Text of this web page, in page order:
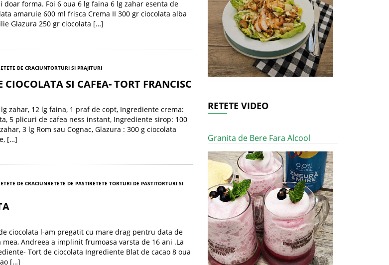
forma. Foi 6 oua 6 lg faina 6 lg zahar esenta de
amaruie 600 ml frisca Crema II 300 gr ciocolata alba
Glazura 250 gr ciocolata […]
DE CRACIUNTORTURI SI PRAJITURI
CIOCOLATA SI CAFEA- TORT FRANCISC
zahar, 12 lg faina, 1 praf de copt, Ingrediente crema:
5 plicuri de cafea ness instant, Ingrediente sirop: 100
3 lg Rom sau Cognac, Glazura : 300 g ciocolata
[…]
DE CRACIUNRETETE DE PASTIRETETE TORTURI DE PASTITORTURI SI
ciocolata l-am pregatit cu mare drag pentru data de
Andreea a implinit frumoasa varsta de 16 ani .La
Tort de ciocolata Ingrediente Blat de cacao 8 oua
[…]
RETETE VIDEO
Granita de Bere Fara Alcool